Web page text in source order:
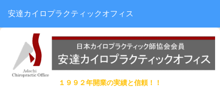
１９９２年開業の実績と信頼！！
安達カイロプラクティックオフィス